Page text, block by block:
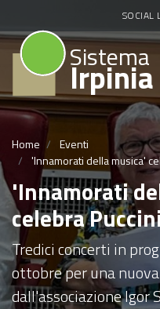
SOCIAL
Sistema
Irpinia
Home
Eventi
'Innamorati della musica'
'Innamorati
celebra
Tredici concerti in
ottobre per una
dall'associazione Igor